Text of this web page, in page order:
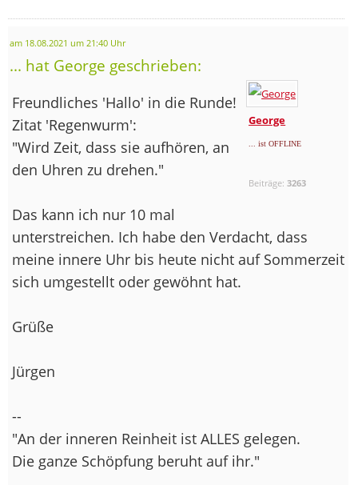
am 18.08.2021 um 21:40 Uhr
... hat George geschrieben:
George
... ist OFFLINE
Beiträge:3263
Freundliches 'Hallo' in die Runde!
Zitat 'Regenwurm':
"Wird Zeit, dass sie aufhören, an
den Uhren zu drehen."
Das kann ich nur 10 mal
unterstreichen. Ich habe den Verdacht, dass
meine innere Uhr bis heute nicht auf Sommerzeit
sich umgestellt oder gewöhnt hat.
Grüße
Jürgen
--
"An der inneren Reinheit ist ALLES gelegen.
Die ganze Schöpfung beruht auf ihr."